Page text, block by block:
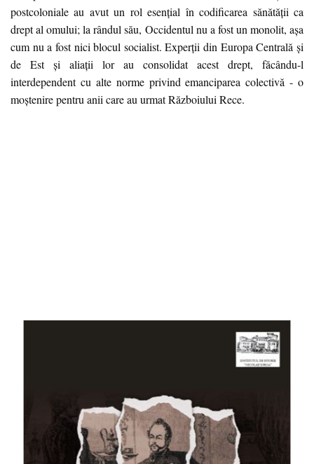
postcoloniale au avut un rol esențial în codificarea sănătății ca
drept al omului; la rândul său, Occidentul nu a fost un monolit, așa
cum nu a fost nici blocul socialist. Experții din Europa Centrală și
de Est și aliații lor au consolidat acest drept, făcându-l
interdependent cu alte norme privind emanciparea colectivă - o
moștenire pentru anii care au urmat Războiului Rece.